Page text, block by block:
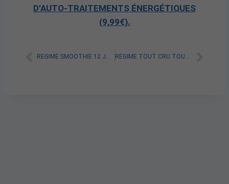
D’AUTO-TRAITEMENTS ÉNERGÉTIQUES
(9,99€).
REGIME SMOOTHIE 12 JOURS PDF : TOUT SAVOIR REGIME TOUT CRU TOUT CUIT: EST-IL SAIN ET EFFICACE?